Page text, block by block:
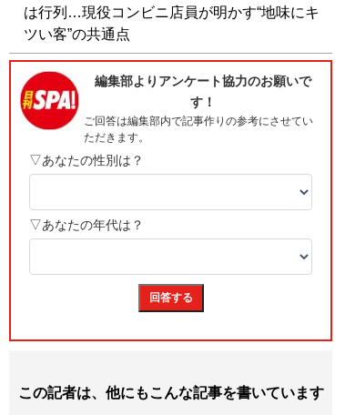
は行列…現役コンビニ店員が明かす“地味にキ
ツい客”の共通点
この記者は、他にもこんな記事を書いています